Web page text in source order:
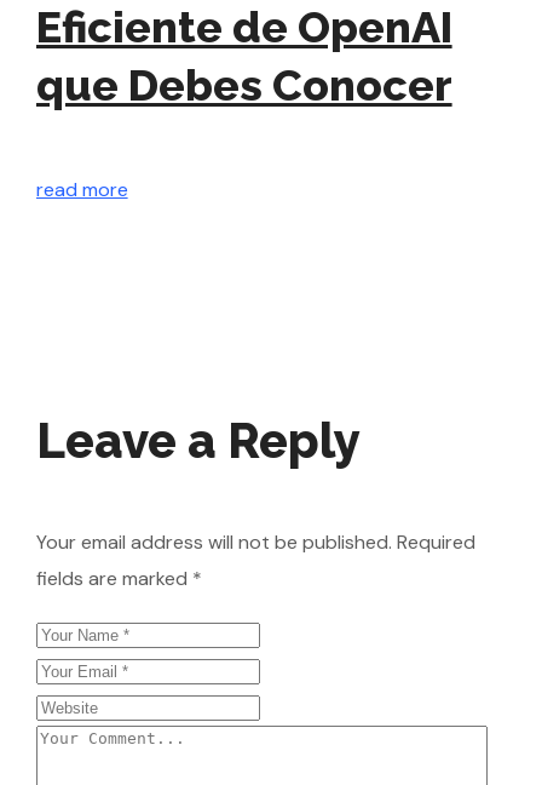
Eficiente de OpenAI
que Debes Conocer
read more
Leave a Reply
Your email address will not be published. Required
fields are marked *